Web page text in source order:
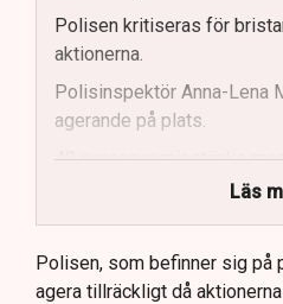
Polisen kritiseras för
aktionerna.
Polisinspektör Anna-Lena
agerande på plats.
40 personer misstänks
brottsmisstankar kopplade.
Polisen använder drönare
för att dokumentera bevis.
Samtidigt är polisarbetet
Läs
Polisen, som befinner sig
agera tillräckligt då